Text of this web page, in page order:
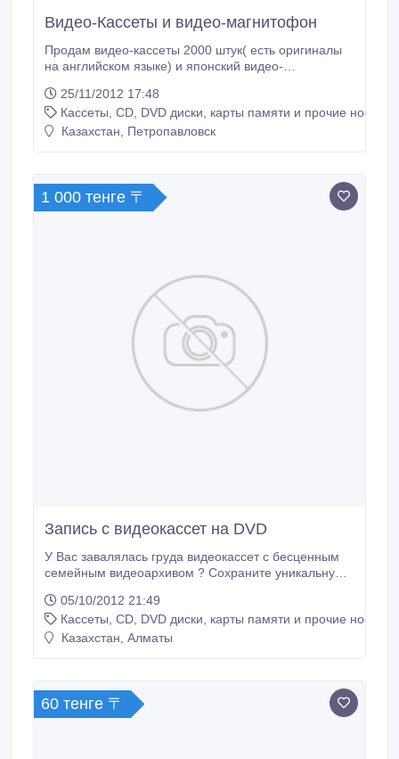
Видео-Кассеты и видео-магнитофон
Продам видео-кассеты 2000 штук( есть оригиналы
на английском языке) и японский видео-
46.25/11/2012 17:48
Кассеты, CD, DVD диски, карты памяти и прочие
Казахстан, Петропавловск
1 000 тенге 〒
Запись с видеокассет на DVD
У Вас завалялась груда видеокассет с бесценным
семейным видеоархивом ? Сохраните уникальную
современный носитель !!!!!!!!.
05/10/2012 21:49
Кассеты, CD, DVD диски, карты памяти и прочие
Казахстан, Алматы
60 тенге 〒